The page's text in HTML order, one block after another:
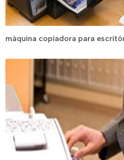
máquina copiadora para